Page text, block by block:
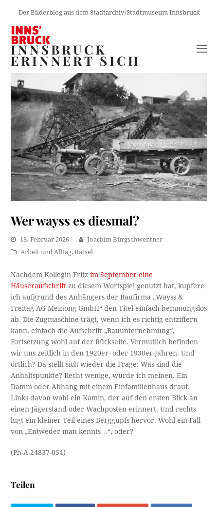
Der Bilderblog aus dem Stadtarchiv/Stadtmuseum Innsbruck
INNSBRUCK
ERINNERT SICH
Wer wayss es diesmal?
18. Februar 2026
Joachim Bürgschwentner
Arbeit und Alltag,Rätsel
Nachdem Kollegin Fritzim September eine
Häuseraufschrift zu diesem Wortspiel genutzt hat, kupfere
ich aufgrund des Anhängers der Baufirma „Wayss &
Freitag AG Meinong GmbH“ den Titel einfach hemmungslos
ab. Die Zugmaschine trägt, wenn ich es richtig entziffern
kann, einfach die Aufschrift „Bauunternehmung“,
Fortsetzung wohl auf der Rückseite. Vermutlich befinden
wir uns zeitlich in den 1920er- oder 1930er-Jahren. Und
örtlich? Da stellt sich wieder die Frage: Was sind die
Anhaltspunkte? Recht wenige, würde ich meinen. Ein
Damm oder Abhang mit einem Einfamilienhaus drauf.
Links davon wohl ein Kamin, der auf den ersten Blick an
einen Jägerstand oder Wachposten erinnert. Und rechts
lugt ein kleiner Teil eines Berggupfs hervor. Wohl ein Fall
von „Entweder man kennts…“, oder?
(Ph-A-24837-054)
Teilen